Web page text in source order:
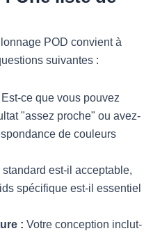
POD convient à
suivantes :
Est-ce que vous pouvez
"assez proche" ou avez-
de couleurs
est-il acceptable,
spécifique est-il essentiel
: Votre conception inclut-